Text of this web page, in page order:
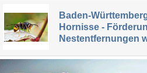
Baden-
Hornisse -
Nestentfernungen